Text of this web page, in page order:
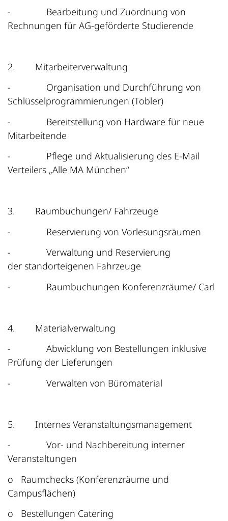
- Bearbeitung und Zuordnung von
Rechnungen für AG‑geförderte Studierende
2. Mitarbeiterverwaltung
- Organisation und Durchführung von
Schlüsselprogrammierungen (Tobler)
- Bereitstellung von Hardware für neue
Mitarbeitende
- Pflege und Aktualisierung des E-Mail
Verteilers „Alle MA München“
3. Raumbuchungen/ Fahrzeuge
- Reservierung von Vorlesungsräumen
- Verwaltung und Reservierung
der standorteigenen Fahrzeuge
- Raumbuchungen Konferenzräume/ Carl
4. Materialverwaltung
- Abwicklung von Bestellungen inklusive
Prüfung der Lieferungen
- Verwalten von Büromaterial
5. Internes Veranstaltungsmanagement
- Vor- und Nachbereitung interner
Veranstaltungen
o Raumchecks (Konferenzräume und
Campusflächen)
o Bestellungen Catering